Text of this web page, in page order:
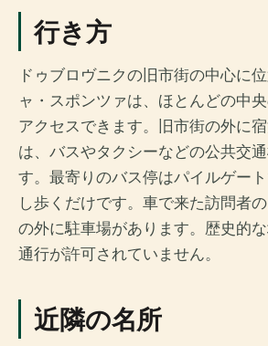
行き方
ドゥブロヴニクの旧市街の中心に
ャ・スポンツァは、ほとんどの中
アクセスできます。旧市街の外に
は、バスやタクシーなどの公共交
す。最寄りのバス停はパイルゲー
し歩くだけです。車で来た訪問者
の外に駐車場があります。歴史的
通行が許可されていません。
近隣の名所